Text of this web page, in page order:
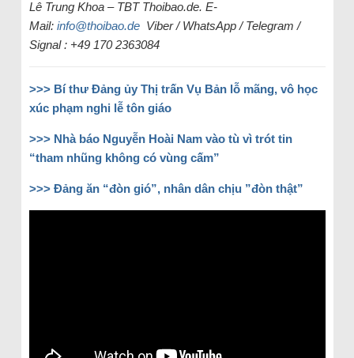
Lê Trung Khoa – TBT Thoibao.de. E-
Mail: info@thoibao.deViber / WhatsApp / Telegram /
Signal : +49 170 2363084
>>> Bí thư Đảng ủy Thị trấn Vụ Bản lỗ mãng, vô học
xúc phạm nghi lễ tôn giáo
>>> Nhà báo Nguyễn Hoài Nam vào tù vì trót tin
“tham nhũng không có vùng cấm”
>>> Đảng ăn “đòn gió”, nhân dân chịu ”đòn thật”